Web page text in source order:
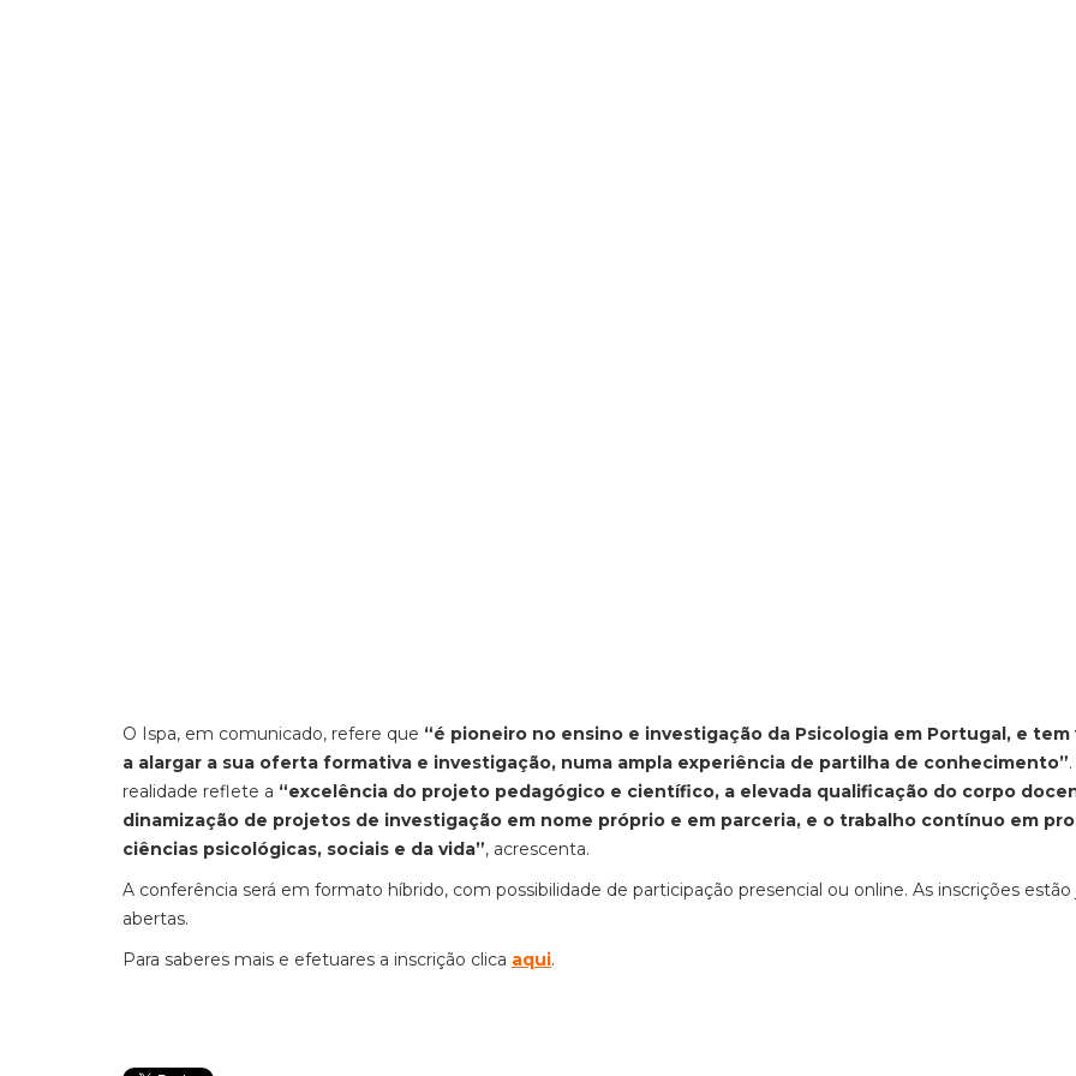
O Ispa, em comunicado, refere que “é pioneiro no ensino e investigação da Psicologia em Portugal, e tem
a alargar a sua oferta formativa e investigação, numa ampla experiência de partilha de conhecimento”
realidade reflete a “excelência do projeto pedagógico e científico, a elevada qualificação do corpo
dinamização de projetos de investigação em nome próprio e em parceria, e o trabalho contínuo em
ciências psicológicas, sociais e da vida”, acrescenta.
A conferência será em formato híbrido, com possibilidade de participação presencial ou online. As inscrições estão
abertas.
Para saberes mais e efetuares a inscrição clica aqui.